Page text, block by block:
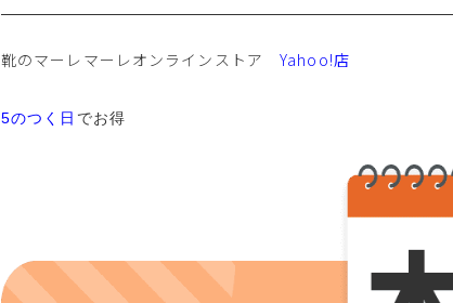
靴のマーレマーレオンラインストアYahoo!店
5のつく日 でお得
ヒールの高さから探す
2cm以上3cm未満